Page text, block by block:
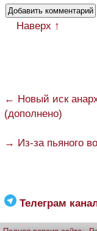
Наверх ↑
← Новый иск
(дополнено)
→ Из-за пьяного
Телеграм